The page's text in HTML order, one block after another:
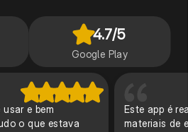
4.7/5
Google Play
e bem
o que estava
Este app é
materiais de